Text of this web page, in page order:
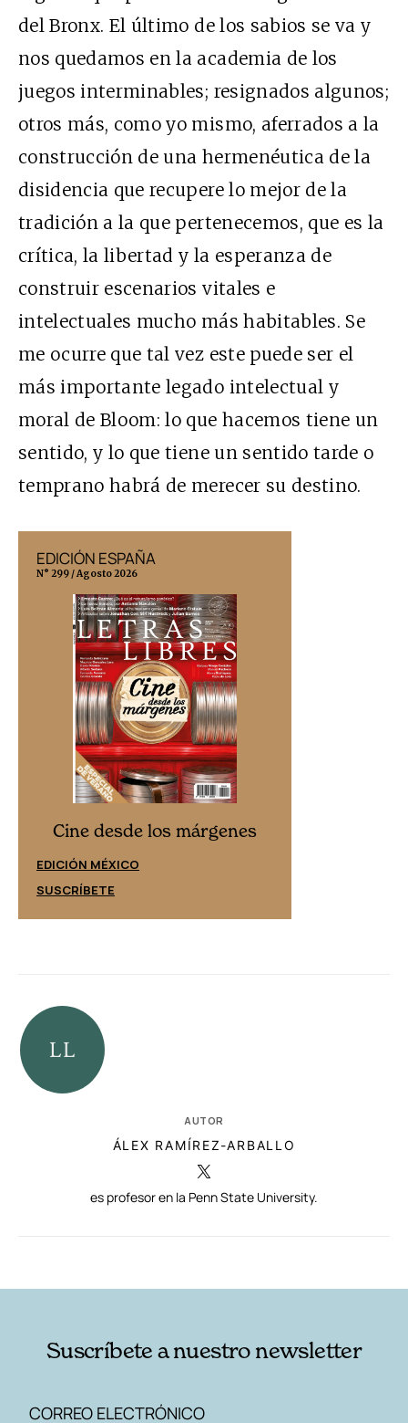
del Bronx. El último de los sabios se va y
nos quedamos en la academia de los
juegos interminables; resignados algunos;
otros más, como yo mismo, aferrados a la
construcción de una hermenéutica de la
disidencia que recupere lo mejor de la
tradición a la que pertenecemos, que es la
crítica, la libertad y la esperanza de
construir escenarios vitales e
intelectuales mucho más habitables. Se
me ocurre que tal vez este puede ser el
más importante legado intelectual y
moral de Bloom: lo que hacemos tiene un
sentido, y lo que tiene un sentido tarde o
temprano habrá de merecer su destino.
EDICIÓN ESPAÑA
N° 299 / Agosto 2026
Cine desde los márgenes
EDICIÓN MÉXICO
SUSCRÍBETE
AUTOR
ÁLEX RAMÍREZ-ARBALLO
es profesor en la Penn State University.
Suscríbete a nuestro newsletter